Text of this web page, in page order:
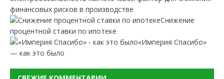
финансовых рисков в производстве
Снижение
процентной ставки по ипотеке
«Империя Спасибо»
— как это было